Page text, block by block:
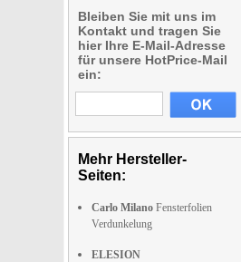
Bleiben Sie mit uns im
Kontakt und tragen Sie
hier Ihre E-Mail-Adresse
für unsere HotPrice-Mail
ein:
Mehr Hersteller-
Seiten:
Carlo Milano Fensterfolien
Verdunkelung
ELESION